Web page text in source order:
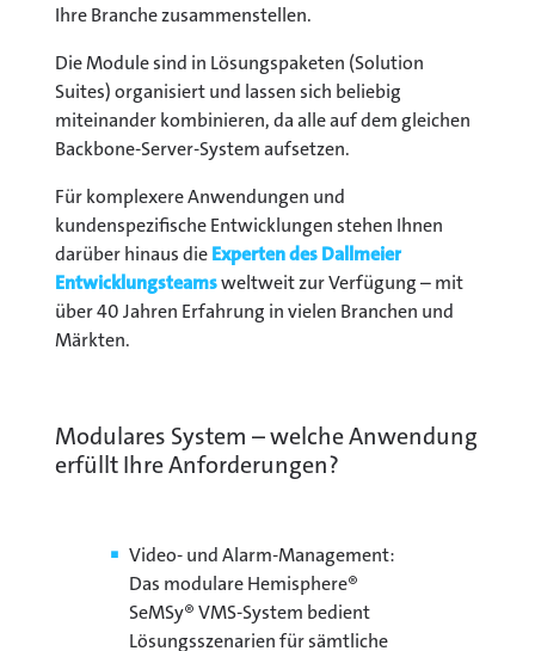
Ihre Branche zusammenstellen.
Die Module sind in Lösungspaketen (Solution
Suites) organisiert und lassen sich beliebig
miteinander kombinieren, da alle auf dem gleichen
Backbone-Server-System aufsetzen.
Für komplexere Anwendungen und
kundenspezifische Entwicklungen stehen Ihnen
darüber hinaus dieExperten des Dallmeier
Entwicklungsteamsweltweit zur Verfügung – mit
über 40 Jahren Erfahrung in vielen Branchen und
Märkten.
Modulares System – welche Anwendung
erfüllt Ihre Anforderungen?
Video- und Alarm-Management:
Das modulare Hemisphere®
SeMSy® VMS-System bedient
Lösungsszenarien für sämtliche